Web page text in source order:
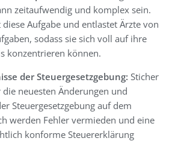
zeitaufwendig und komplex sein.
Aufgabe und entlastet Ärzte von
sodass sie sich voll auf ihre
konzentrieren können.
der Steuergesetzgebung: Sticher
neuesten Änderungen und
Steuergesetzgebung auf dem
werden Fehler vermieden und eine
konforme Steuererklärung